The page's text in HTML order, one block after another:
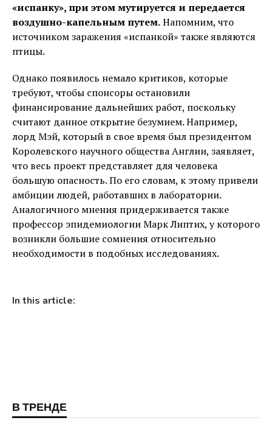
«испанку», при этом мутируется и передается
воздушно-капельным путем.Напомним, что
источником заражения «испанкой» также являются
птицы.
Однако появилось немало критиков, которые
требуют, чтобы спонсоры остановили
финансирование дальнейших работ, поскольку
считают данное открытие безумием. Например,
лорд Мэй, который в свое время был президентом
Королевского научного общества Англии, заявляет,
что весь проект представляет для человека
большую опасность. По его словам, к этому привели
амбиции людей, работавших в лаборатории.
Аналогичного мнения придерживается также
профессор эпидемиологии Марк Липтих, у которого
возникли большие сомнения относительно
необходимости в подобных исследованиях.
In this article:
В ТРЕНДЕ